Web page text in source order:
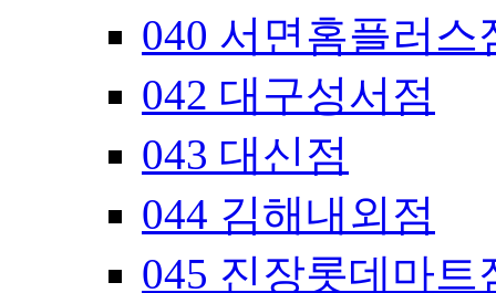
040 서면홈플러스
042 대구성서점
043 대신점
044 김해내외점
045 진장롯데마트